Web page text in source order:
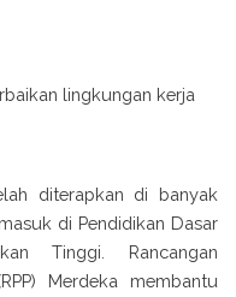
lingkungan kerja
diterapkan di banyak
di Pendidikan Dasar
Tinggi. Rancangan
Merdeka membantu